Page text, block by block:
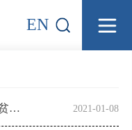
EN
国新办就知识产权助力精准扶贫举行发布会 2021-01-08